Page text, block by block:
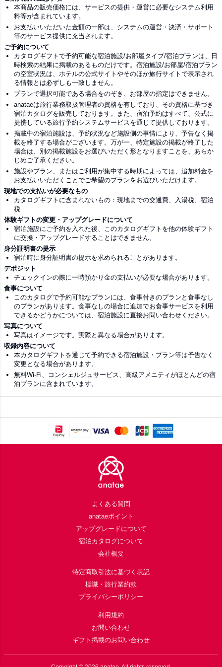
本商品の販売価格には、サービスの提供・運営に必要なシステム利用
料等が含まれています。
お支払いいただいた金額の一部は、システムの運営・決済・サポート
等のサービス提供に充当されます。
ご予約について
カタログギフトで予約可能な宿泊施設/お部屋タイプ/宿泊プランは、日
時検索の結果に掲載のあるものだけです。宿泊施設/お部屋/宿泊プラン
の空室状況は、ホテルの公式サイトやそのほか旅行サイトで表示され
る情報とは必ずしも一致しません。
プランで選択可能である場合をのぞき、お部屋の指定はできません。
anataeは旅行業務取扱管理者の資格を有しており、その資格に基づき
宿泊カタログを販売しております。また、宿泊予約はすべて、公式に
提携している旅行予約システムサービスを通じて提供しております。
掲載中の宿泊施設は、予約状況など施設側の事情により、予告なく掲
載を終了する場合がございます。万が一、特定施設の掲載が終了した
場合は、別の掲載施設をお選びいただく形となりますことを、あらか
じめご了承ください。
施設やプラン、またはご利用が集中する時期によっては、追加料金を
お支払いいただくことでご希望のプランをお選びいただけます。
現地での支払いが必要なもの
カタログギフトに含まれないもの：現地までの交通費、入湯税、宿泊
税
体験ギフトの変更・アップグレードについて
宿泊施設にご予約を入れた後、このカタログギフトを他の体験ギフト
に交換・アップグレードすることはできません。
身分証明書の提示
宿泊時に身分証明書の提示を求められることがあります。
デポジット
チェックインの際に一時預かり金の支払いが必要な場合があります。
食事について
このカタログで予約可能なプランには、食事付きのプランと食事なし
のプランがあります。食事なしの場合に追加でお食事サービスを利用
できるかどうかについては、宿泊施設に直接お問い合わせください。
写真について
写真はイメージです。実際と異なる場合があります。
収録内容について
本カタログギフトを通じて予約できる宿泊施設・プラン等は予告なく
変更となる場合があります。
無料Wi-Fi、コンシェルジュサービス、高級アメニティがほとんどの宿
泊プランに含まれています。
よくある質問
anataeポイント
アップグレードについて
宿泊カタログについて
会社概要
特定商取引法に基づく表記
標識・旅行業約款
プライバシーポリシー
利用規約
お問い合わせ
ギフト掲載のお問い合わせ